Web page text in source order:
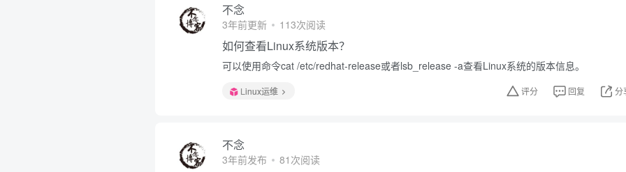
不念
3年前更新 113次阅读
如何查看Linux系统版本？
可以使用命令cat /etc/redhat-release或者lsb_release -a查看Linux系统的版本信息。
Linux运维 评分 回复 分
不念
3年前发布 81次阅读